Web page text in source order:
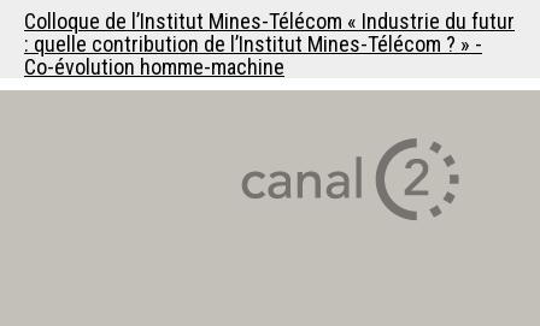
Colloque de l’Institut Mines-Télécom « Industrie du futur
: quelle contribution de l’Institut Mines-Télécom ? » -
Co-évolution homme-machine